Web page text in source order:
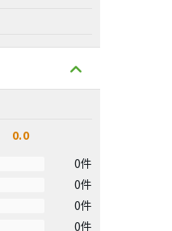
0.0
0件
0件
0件
0件